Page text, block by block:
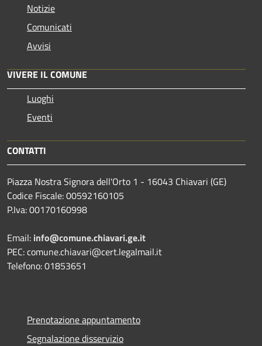
Notizie
Comunicati
Avvisi
VIVERE IL COMUNE
Luoghi
Eventi
CONTATTI
Piazza Nostra Signora dell'Orto 1 - 16043 Chiavari (GE)
Codice Fiscale: 00592160105
P.Iva: 00170160998
Email: info@comune.chiavari.ge.it
PEC: comune.chiavari@cert.legalmail.it
Telefono: 01853651
Prenotazione appuntamento
Segnalazione disservizio